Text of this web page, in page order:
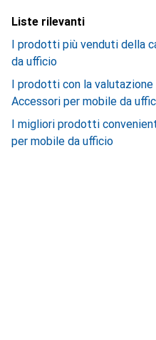
Liste rilevanti
I prodotti più venduti della
da ufficio
I prodotti con la
Accessori per mobile da
I migliori prodotti
per mobile da ufficio